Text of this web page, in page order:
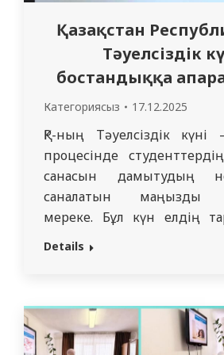
Қазақстан
Тәуелсіздік
бостандыққа
Категориясыз 17.12.2025
ҚР-ның Тәуелсіздік күні
процесінде
санасын дамытудың
саналатын маңызды
мереке. Бұл күн елдің
ғылым, білім беру және
береді.
маңыздылығын
Details